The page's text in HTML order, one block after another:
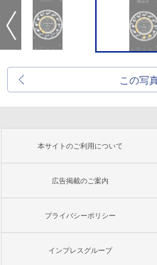
この写
本サイトのご利用について
広告掲載のご案内
プライバシーポリシー
インプレスグループ